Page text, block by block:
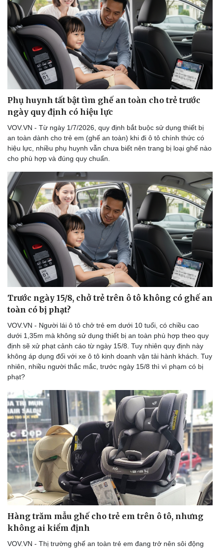
Doanh nghiệp
Thông tin doanh nghiệp
Doanh nghiệp 24h
Doanh nhân
Vì cộng đồng
Công nghệ
Sành điệu
Tin Công nghệ
Trải nghiệm
Chuyển đổi số
Phụ huynh tất bật tìm ghế an toàn cho trẻ trước
ngày quy định có hiệu lực
VOV.VN - Từ ngày 1/7/2026, quy định bắt buộc sử dụng thiết bị
an toàn dành cho trẻ em (ghế an toàn) khi đi ô tô chính thức có
hiệu lực, nhiều phụ huynh vẫn chưa biết nên trang bị loại ghế nào
cho phù hợp và đúng quy chuẩn.
Trước ngày 15/8, chở trẻ trên ô tô không có ghế an
toàn có bị phạt?
VOV.VN - Người lái ô tô chở trẻ em dưới 10 tuổi, có chiều cao
dưới 1,35m mà không sử dụng thiết bị an toàn phù hợp theo quy
định sẽ xử phạt cảnh cáo từ ngày 15/8. Tuy nhiên quy định này
không áp dụng đối với xe ô tô kinh doanh vận tải hành khách. Tuy
nhiên, nhiều người thắc mắc, trước ngày 15/8 thì vì phạm có bị
phạt?
Hàng trăm mẫu ghế cho trẻ em trên ô tô, nhưng
không ai kiểm định
VOV.VN - Thị trường ghế an toàn trẻ em đang trở nên sôi động